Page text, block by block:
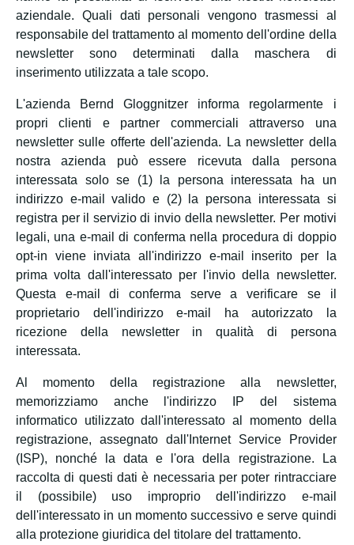
aziendale. Quali dati personali vengono trasmessi al
responsabile del trattamento al momento dell'ordine della
newsletter sono determinati dalla maschera di
inserimento utilizzata a tale scopo.
L'azienda Bernd Gloggnitzer informa regolarmente i
propri clienti e partner commerciali attraverso una
newsletter sulle offerte dell'azienda. La newsletter della
nostra azienda può essere ricevuta dalla persona
interessata solo se (1) la persona interessata ha un
indirizzo e-mail valido e (2) la persona interessata si
registra per il servizio di invio della newsletter. Per motivi
legali, una e-mail di conferma nella procedura di doppio
opt-in viene inviata all'indirizzo e-mail inserito per la
prima volta dall'interessato per l'invio della newsletter.
Questa e-mail di conferma serve a verificare se il
proprietario dell'indirizzo e-mail ha autorizzato la
ricezione della newsletter in qualità di persona
interessata.
Al momento della registrazione alla newsletter,
memorizziamo anche l'indirizzo IP del sistema
informatico utilizzato dall'interessato al momento della
registrazione, assegnato dall'Internet Service Provider
(ISP), nonché la data e l'ora della registrazione. La
raccolta di questi dati è necessaria per poter rintracciare
il (possibile) uso improprio dell'indirizzo e-mail
dell'interessato in un momento successivo e serve quindi
alla protezione giuridica del titolare del trattamento.